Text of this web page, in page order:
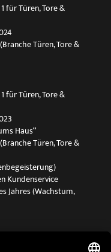
für Türen, Tore &
Türen, Tore &
für Türen, Tore &
Haus“
Türen, Tore &
Kundenservice
Jahres (Wachstum,